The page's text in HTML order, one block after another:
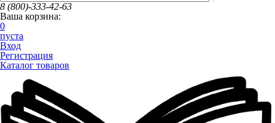
8 (800)-333-42-63
Ваша корзина:
0
пуста
Вход
Регистрация
Каталог товаров